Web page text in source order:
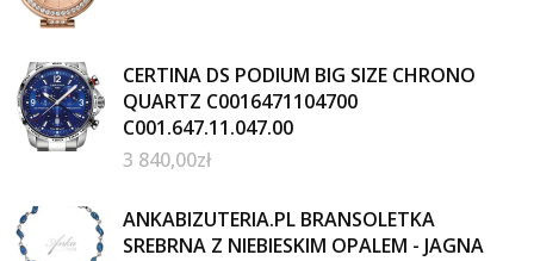
CERTINA DS PODIUM BIG SIZE CHRONO
QUARTZ C0016471104700
C001.647.11.047.00
3 840,00zł
ANKABIZUTERIA.PL BRANSOLETKA
SREBRNA Z NIEBIESKIM OPALEM - JAGNA